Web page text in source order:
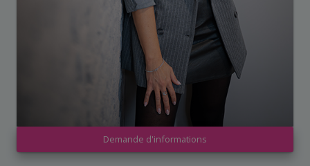
Demande d'informations